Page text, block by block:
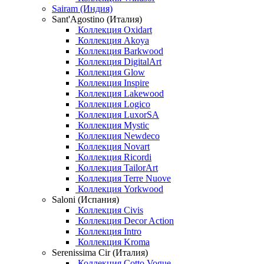
Sairam (Индия)
Sant'Agostino (Италия)
Коллекция Oxidart
Коллекция Akoya
Коллекция Barkwood
Коллекция DigitalArt
Коллекция Glow
Коллекция Inspire
Коллекция Lakewood
Коллекция Logico
Коллекция LuxorSA
Коллекция Mystic
Коллекция Newdeco
Коллекция Novart
Коллекция Ricordi
Коллекция TailorArt
Коллекция Terre Nuove
Коллекция Yorkwood
Saloni (Испания)
Коллекция Civis
Коллекция Decor Action
Коллекция Intro
Коллекция Kroma
Serenissima Cir (Италия)